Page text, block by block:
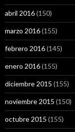
abril 2016(150)
marzo 2016(155)
febrero 2016(145)
enero 2016(155)
diciembre 2015 (155)
noviembre 2015 (150)
octubre 2015 (155)